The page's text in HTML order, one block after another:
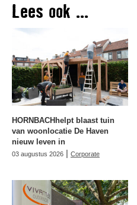
Lees ook ...
HORNBACHhelpt blaast tuin
van woonlocatie De Haven
nieuw leven in
03 augustus 2026 | Corporate